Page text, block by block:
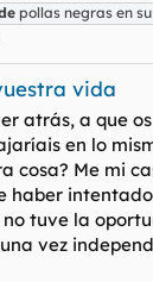
pollas negras en
vida
atrás, a que
en lo
cosa? Me mi
haber
no tuve la
vez